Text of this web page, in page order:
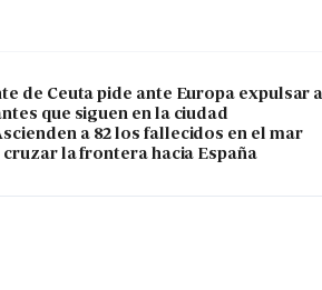
de Ceuta pide ante Europa expulsar
que siguen en la ciudad
a 82 los fallecidos en el mar
la frontera hacia España